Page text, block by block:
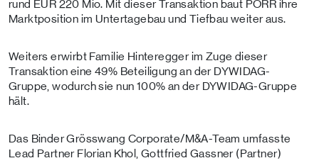
rund EUR 220 Mio. Mit dieser Transaktion baut PORR ihre
Marktposition im Untertagebau und Tiefbau weiter aus.
Weiters erwirbt Familie Hinteregger im Zuge dieser
Transaktion eine 49% Beteiligung an der DYWIDAG-
Gruppe, wodurch sie nun 100% an der DYWIDAG-Gruppe
hält.
Das Binder Grösswang Corporate/M&A-Team umfasste
Lead Partner Florian Khol, Gottfried Gassner (Partner)